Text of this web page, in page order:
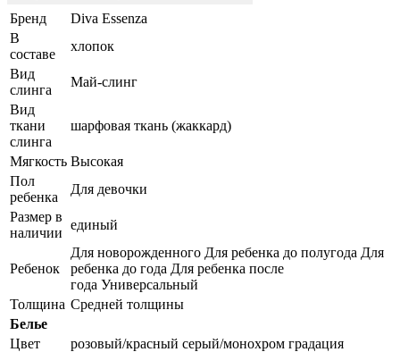
Бренд
Diva Essenza
В
составе
хлопок
Вид
слинга
Май-слинг
Вид
ткани
слинга
шарфовая ткань (жаккард)
Мягкость Высокая
Пол
ребенка
Для девочки
Размер в
наличии
единый
Ребенок
Для новорожденного Для ребенка до полугода Для
ребенка до года Для ребенка после
года Универсальный
Толщина Средней толщины
Белье
Цвет
розовый/красный серый/монохром градация